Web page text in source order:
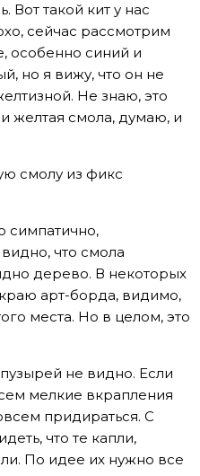
Вот такой кит у нас
сейчас рассмотрим
особенно синий и
но я вижу, что он не
Не знаю, это
желтая смола, думаю, и
симпатично,
что смола
дерево. В некоторых
арт-борда, видимо,
места. Но в целом, это
не видно. Если
мелкие вкрапления
придираться. С
что те капли,
По идее их нужно все